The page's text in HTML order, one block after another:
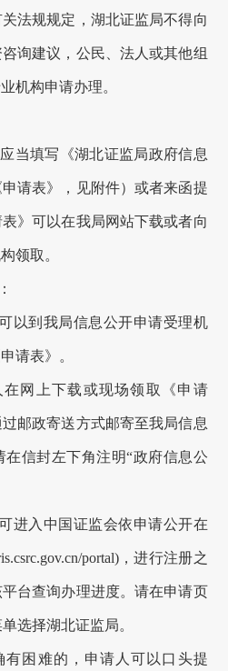
法规规定， 湖北证监局不得向
询建议，公民、法人或其他组
机构申请办理。
应当填写《湖北证监局政府信息
请表》，见附件）或者来函提
》可以在我局网站下载或者向
领取。
以到我局信息公开申请受理机
请表》。
在网上下载或现场领取《申请
邮政寄送方式邮寄至我局信息
信封左下角注明“政府信息公
进入中国证监会依申请公开在
portal)，进行注册之
台查询办理进度。请在申请页
选择湖北证监局。
有困难的，申请人可以口头提